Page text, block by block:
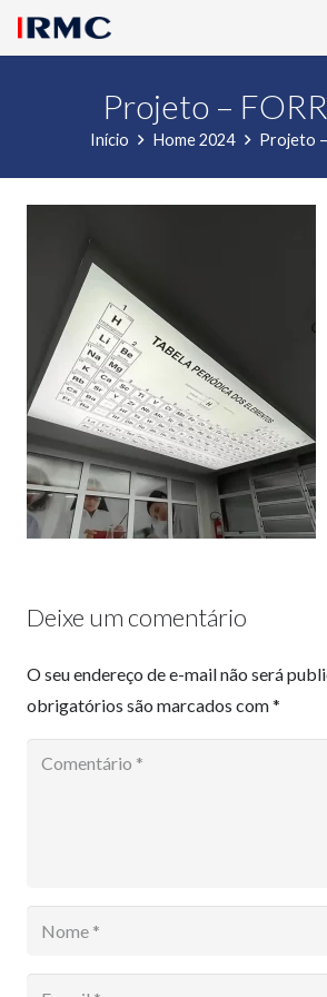
Projeto –
Início Home 2024 Projeto
Deixe um comentário
O seu endereço de e-mail não será
obrigatórios são marcados com*